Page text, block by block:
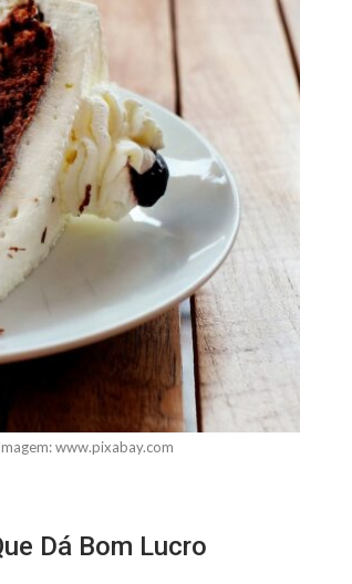
www.pixabay.com
Dá Bom Lucro